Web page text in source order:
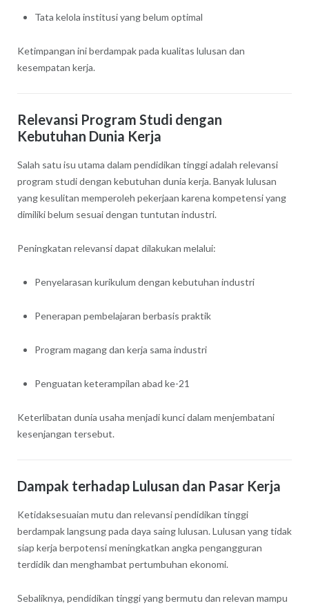
Tata kelola institusi yang belum optimal
Ketimpangan ini berdampak pada kualitas lulusan dan
kesempatan kerja.
Relevansi Program Studi dengan
Kebutuhan Dunia Kerja
Salah satu isu utama dalam pendidikan tinggi adalah relevansi
program studi dengan kebutuhan dunia kerja. Banyak lulusan
yang kesulitan memperoleh pekerjaan karena kompetensi yang
dimiliki belum sesuai dengan tuntutan industri.
Peningkatan relevansi dapat dilakukan melalui:
Penyelarasan kurikulum dengan kebutuhan industri
Penerapan pembelajaran berbasis praktik
Program magang dan kerja sama industri
Penguatan keterampilan abad ke-21
Keterlibatan dunia usaha menjadi kunci dalam menjembatani
kesenjangan tersebut.
Dampak terhadap Lulusan dan Pasar Kerja
Ketidaksesuaian mutu dan relevansi pendidikan tinggi
berdampak langsung pada daya saing lulusan. Lulusan yang tidak
siap kerja berpotensi meningkatkan angka pengangguran
terdidik dan menghambat pertumbuhan ekonomi.
Sebaliknya, pendidikan tinggi yang bermutu dan relevan mampu